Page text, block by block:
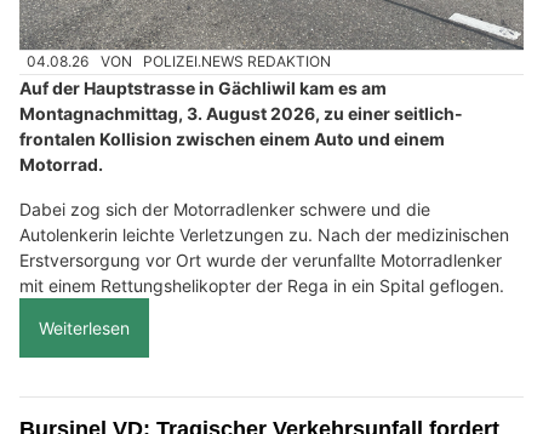
04.08.26 VON POLIZEI.NEWS REDAKTION
Auf der Hauptstrasse in Gächliwil kam es am
Montagnachmittag, 3. August 2026, zu einer seitlich-
frontalen Kollision zwischen einem Auto und einem
Motorrad.
Dabei zog sich der Motorradlenker schwere und die
Autolenkerin leichte Verletzungen zu. Nach der medizinischen
Erstversorgung vor Ort wurde der verunfallte Motorradlenker
mit einem Rettungshelikopter der Rega in ein Spital geflogen.
Weiterlesen
Bursinel VD: Tragischer Verkehrsunfall fordert